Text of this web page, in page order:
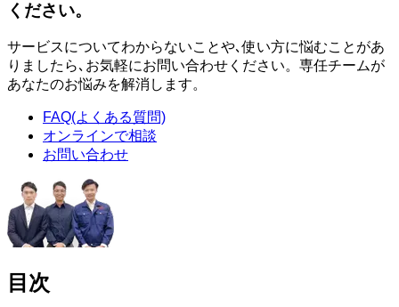
ください。
サービスについてわからないことや､使い方に悩むことがあ
りましたら､お気軽にお問い合わせください。専任チームが
あなたのお悩みを解消します。
FAQ(よくある質問)
オンラインで相談
お問い合わせ
目次